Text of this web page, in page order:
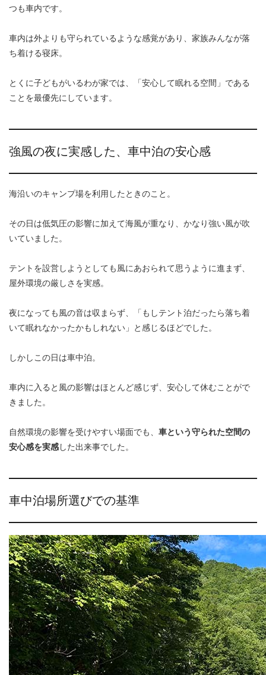
つも車内です。
車内は外よりも守られているような感覚があり、家族みんなが落
ち着ける寝床。
とくに子どもがいるわが家では、「安心して眠れる空間」である
ことを最優先にしています。
強風の夜に実感した、車中泊の安心感
海沿いのキャンプ場を利用したときのこと。
その日は低気圧の影響に加えて海風が重なり、かなり強い風が吹
いていました。
テントを設営しようとしても風にあおられて思うように進まず、
屋外環境の厳しさを実感。
夜になっても風の音は収まらず、「もしテント泊だったら落ち着
いて眠れなかったかもしれない」と感じるほどでした。
しかしこの日は車中泊。
車内に入ると風の影響はほとんど感じず、安心して休むことがで
きました。
自然環境の影響を受けやすい場面でも、 車という守られた空間の
安心感を実感した出来事でした。
車中泊場所選びでの基準